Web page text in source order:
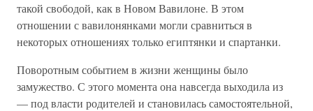
такой свободой, как в Новом Вавилоне. В этом
отношении с вавилонянками могли сравниться в
некоторых отношениях только египтянки и спартанки.
Поворотным событием в жизни женщины было
замужество. С этого момента она навсегда выходила из
— под власти родителей и становилась самостоятельной,